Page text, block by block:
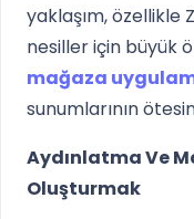
yaklaşım, özellikle
nesiller için büyük
mağaza
sunumlarının
Aydınlatma Ve
Oluşturmak